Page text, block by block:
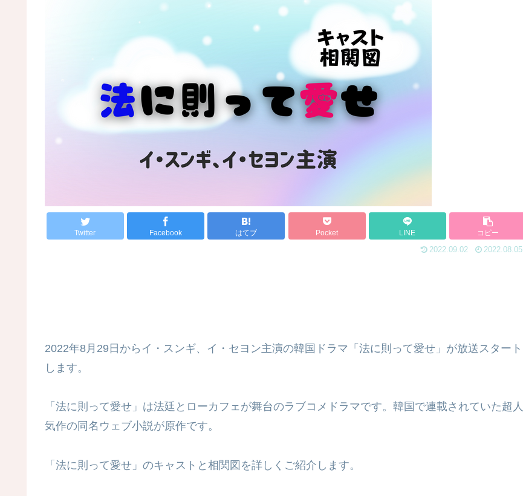
Twitter Facebook はてブ Pocket LINE コピー
2022.09.02 2022.08.05
2022年8月29日からイ・スンギ、イ・セヨン主演の韓国ドラマ「法に則って愛せ」が放送スタート
します。
「法に則って愛せ」は法廷とローカフェが舞台のラブコメドラマです。韓国で連載されていた超人
気作の同名ウェブ小説が原作です。
「法に則って愛せ」のキャストと相関図を詳しくご紹介します。